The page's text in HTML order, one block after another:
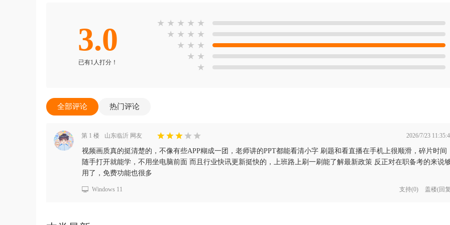
3.0
已有1人打分！
★ ★ ★ ★ ★
★ ★ ★ ★
★ ★ ★
★ ★
★
全部评论 热门评论
第 1 楼 山东临沂 网友 2026/7/23
视频画质真的挺清楚的，不像有些APP糊成一团，老师讲的PPT都能看清小字 刷题和看直播在手机上很顺滑，碎片时间
随手打开就能学，不用坐电脑前面 而且行业快讯更新挺快的，上班路上刷一刷能了解最新政策 反正对在职备考的来说
用了，免费功能也很多
Windows 11 支持(0) 盖楼(回